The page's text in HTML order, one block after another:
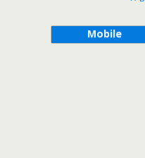
Mobile